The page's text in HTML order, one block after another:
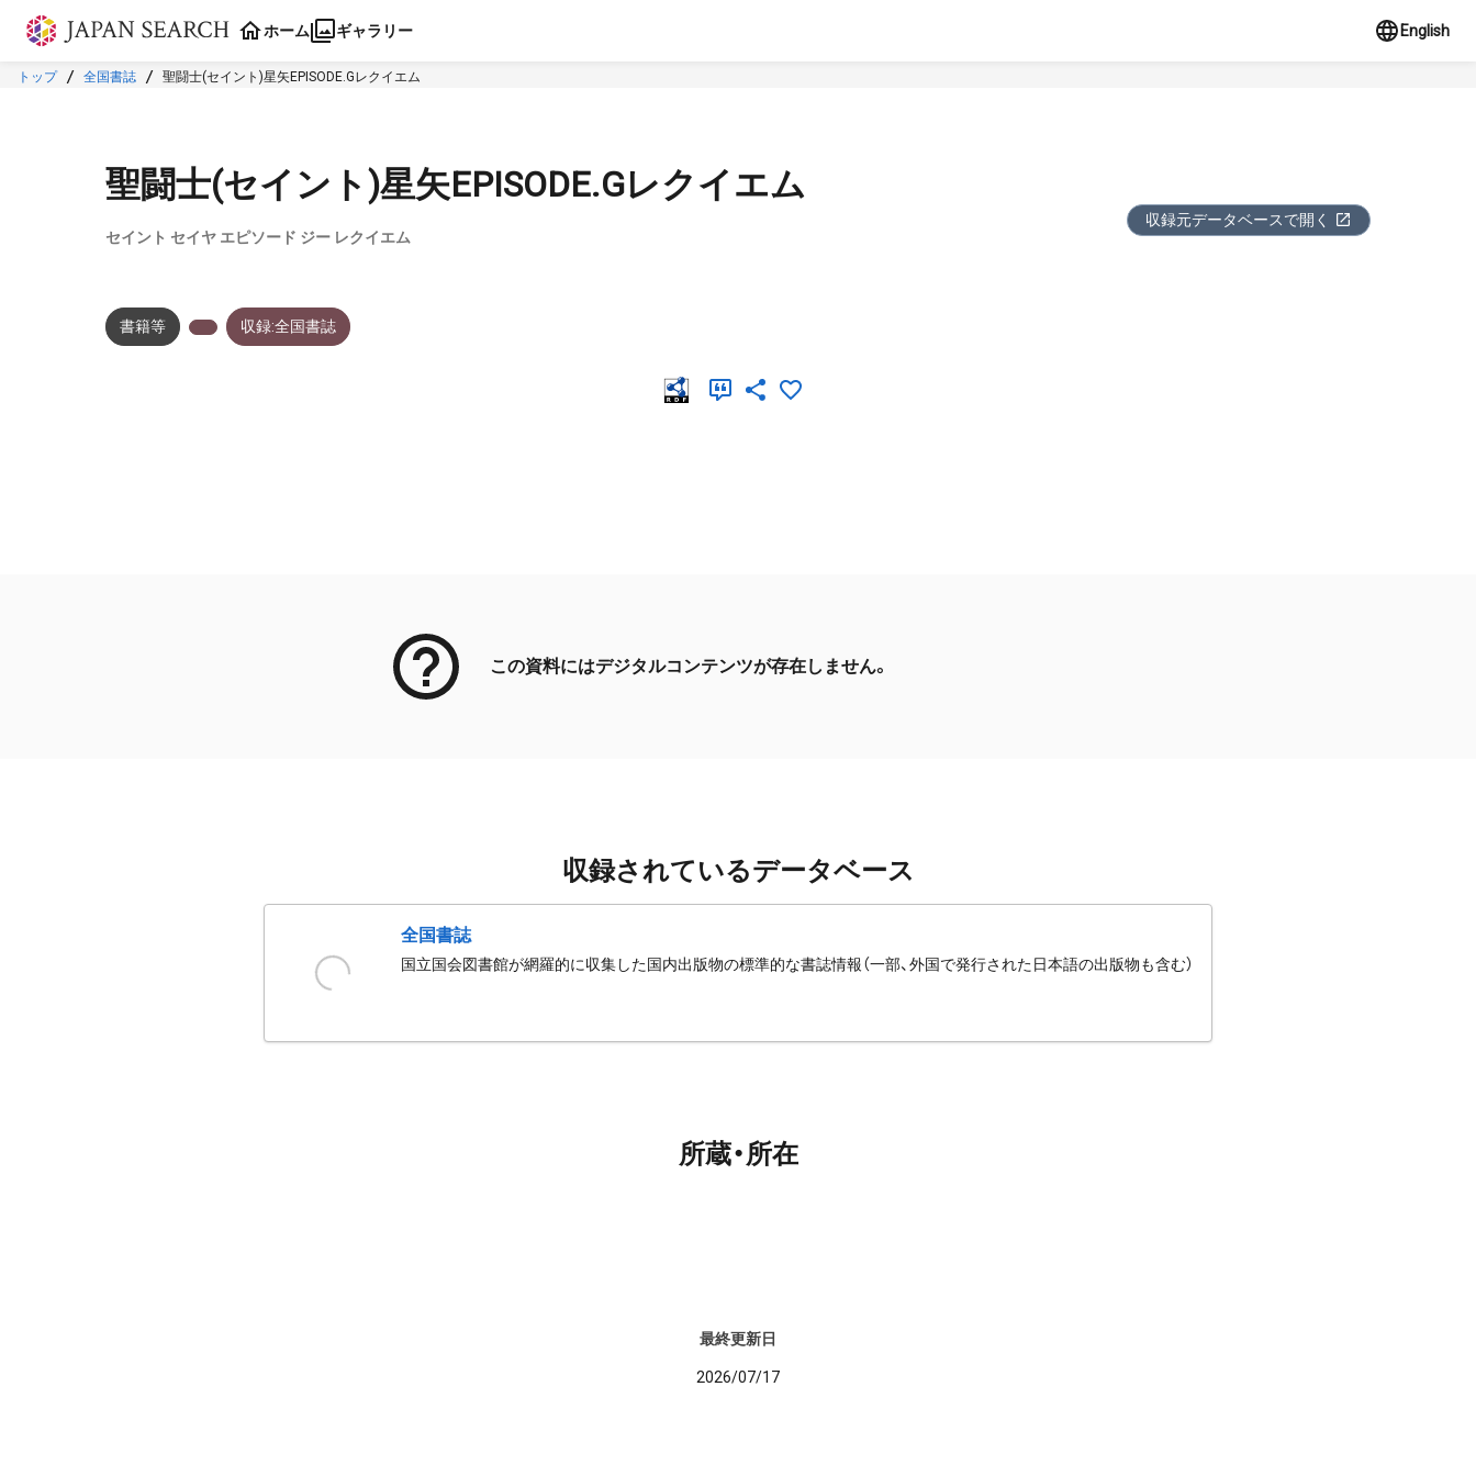
本文に飛ぶ
ホーム ギャラリー English
トップ 全国書誌 聖闘士(セイント)星矢EPISODE.Gレクイエム
聖闘士(セイント)星矢EPISODE.Gレクイエム
セイント セイヤ エピソード ジー レクイエム
収録元データベースで開く
書籍等 収録:全国書誌
この資料にはデジタルコンテンツが存在しません。
収録されているデータベース
全国書誌
国立国会図書館が網羅的に収集した国内出版物の標準的な書誌情報（一部、外国で発行された日本語の出版物も含む）
所蔵・所在
最終更新日
2026/07/17